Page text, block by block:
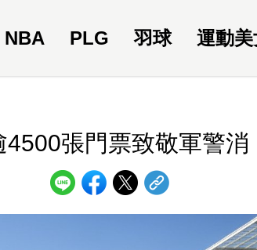
NBA PLG 羽球 運動美
張門票致敬軍警消